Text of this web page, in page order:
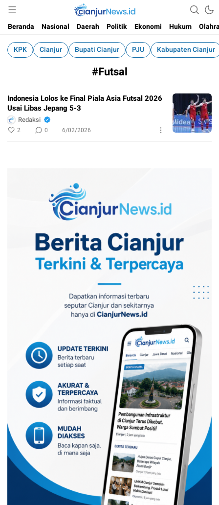
cianjurnews.id
Informasi Faktual dan Berimbang
Beranda
Nasional Daerah Politik Ekonomi Hukum
KPK Cianjur Bupati Cianjur PJU Kabupaten Cianjur
#Futsal
Indonesia Lolos ke Final Piala Asia Futsal 2026
Usai Libas Jepang 5-3
Redaksi
2 0 6/02/2026